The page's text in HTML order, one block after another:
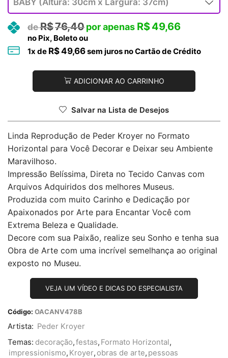
R$76,40 R$49,66
no Pix, Boleto ou
1x de R$49,66sem juros no Cartão de Crédito
ADICIONAR AO CARRINHO
Salvar na Lista de Desejos
Linda Reprodução de Peder Kroyer no Formato
Horizontal para Você Decorar e Deixar seu Ambiente
Maravilhoso.
Impressão Belíssima, Direta no Tecido Canvas com
Arquivos Adquiridos dos melhores Museus.
Produzida com muito Carinho e Dedicação por
Apaixonados por Arte para Encantar Você com
Extrema Beleza e Qualidade.
Decore com sua Paixão, realize seu Sonho e tenha sua
Obra de Arte com uma incrível semelhança ao original
exposto no Museu.
VEJA UM VÍDEO E DICAS DO ESPECIALISTA
Código: OACANV478B
Artista: Peder Kroyer
Temas: decoração,festas, Formato Horizontal,
impressionismo, Kroyer, obras de arte, pessoas